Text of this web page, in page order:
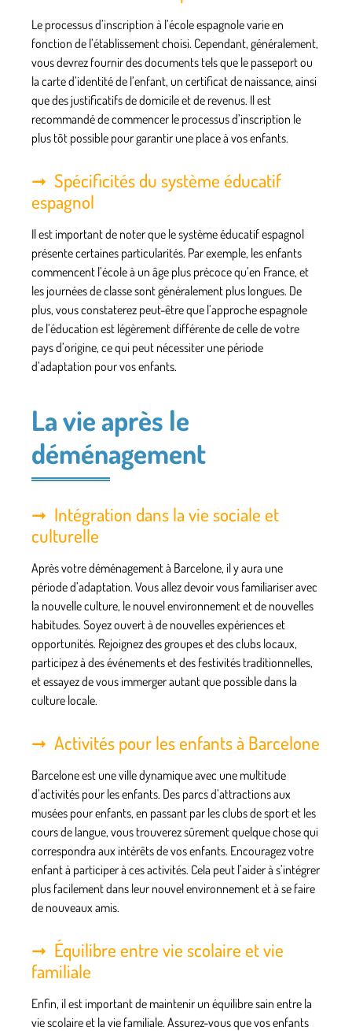
Le processus d’inscription à l’école espagnole varie en
fonction de l’établissement choisi. Cependant, généralement,
vous devrez fournir des documents tels que le passeport ou
la carte d’identité de l’enfant, un certificat de naissance, ainsi
que des justificatifs de domicile et de revenus. Il est
recommandé de commencer le processus d’inscription le
plus tôt possible pour garantir une place à vos enfants.
Spécificités du système éducatif
espagnol
Il est important de noter que le système éducatif espagnol
présente certaines particularités. Par exemple, les enfants
commencent l’école à un âge plus précoce qu’en France, et
les journées de classe sont généralement plus longues. De
plus, vous constaterez peut-être que l’approche espagnole
de l’éducation est légèrement différente de celle de votre
pays d’origine, ce qui peut nécessiter une période
d’adaptation pour vos enfants.
La vie après le
déménagement
Intégration dans la vie sociale et
culturelle
Après votre déménagement à Barcelone, il y aura une
période d’adaptation. Vous allez devoir vous familiariser avec
la nouvelle culture, le nouvel environnement et de nouvelles
habitudes. Soyez ouvert à de nouvelles expériences et
opportunités. Rejoignez des groupes et des clubs locaux,
participez à des événements et des festivités traditionnelles,
et essayez de vous immerger autant que possible dans la
culture locale.
Activités pour les enfants à Barcelone
Barcelone est une ville dynamique avec une multitude
d’activités pour les enfants. Des parcs d’attractions aux
musées pour enfants, en passant par les clubs de sport et les
cours de langue, vous trouverez sûrement quelque chose qui
correspondra aux intérêts de vos enfants. Encouragez votre
enfant à participer à ces activités. Cela peut l’aider à s’intégrer
plus facilement dans leur nouvel environnement et à se faire
de nouveaux amis.
Équilibre entre vie scolaire et vie
familiale
Enfin, il est important de maintenir un équilibre sain entre la
vie scolaire et la vie familiale. Assurez-vous que vos enfants